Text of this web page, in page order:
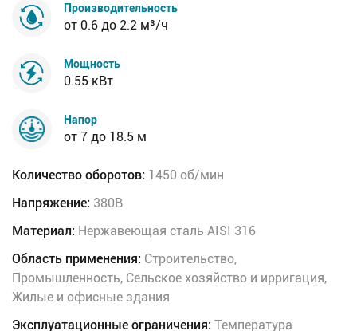
Производительность
от 0.6 до 2.2 м³/ч
Мощность
0.55 кВт
Напор
от 7 до 18.5 м
Количество оборотов: 1450 об/мин
Напряжение: 380В
Материал: Нержавеющая сталь AISI 316
Область применения: Строительство,
Промышленность, Сельское хозяйство и ирригация,
Жилые и офисные здания
Эксплуатационные ограничения: Температура